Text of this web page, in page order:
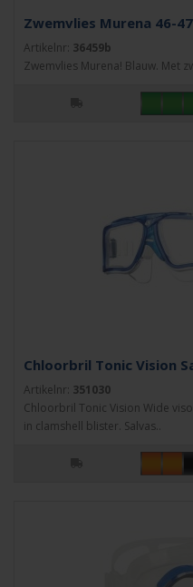
Zwemvlies Murena 46-
Artikelnr: 36459b
Zwemvlies Murena! Blauw. Met
Chloorbril Tonic Vision
Artikelnr: 351030
Chloorbril Tonic Vision Wide
in clamshell blister. Salvas..